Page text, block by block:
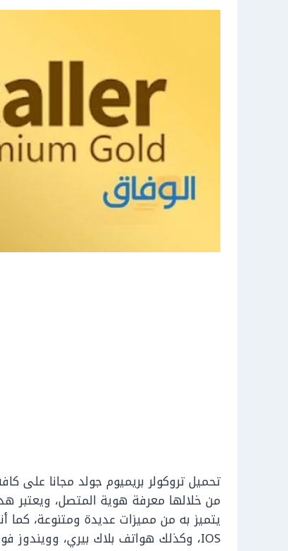
تحميل تروكولر بريميوم جولد مجانا على
من خلالها معرفة هوية المتصل، ويعتبر
يتميز به من مميزات عديدة ومتنوعة، كما
IOS، وكذلك هواتف بلاك بيري، وويندوز فون.